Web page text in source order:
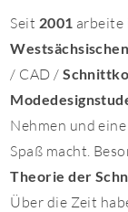
Seit 2001 arbeite
/ CAD /
Nehmen und
Spaß macht.
Theorie der
Über die Zeit